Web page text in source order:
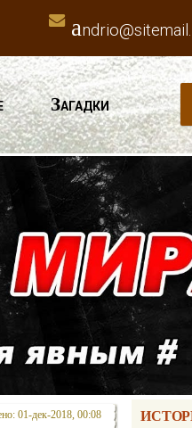
a
ЗАГАДКИ
01-дек-2018, 00:08